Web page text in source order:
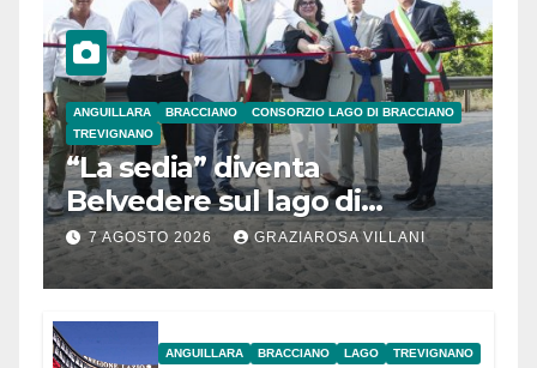
ANGUILLARA BRACCIANO
CONSORZIO LAGO DI BRACCIANO
TREVIGNANO
“La sedia” diventa
Belvedere sul lago di
Bracciano: ieri
l’inaugurazione
7 AGOSTO 2026 GRAZIAROSA VILLANI
ANGUILLARA BRACCIANO LAGO TREVIGNANO